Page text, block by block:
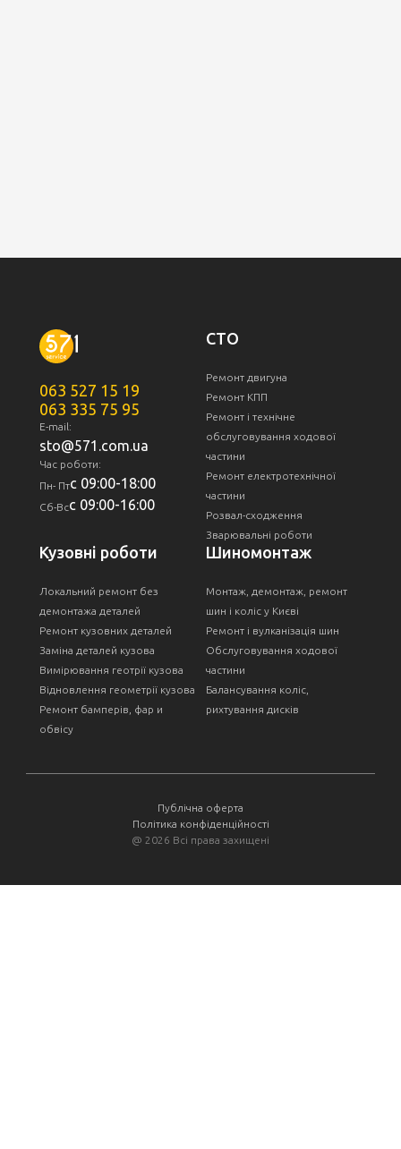
063 527 15 19
063 335 75 95
E-mail:
sto@571.com.ua
Час роботи:
Пн- Птс 09:00-18:00
Сб-Всс 09:00-16:00
СТО
Ремонт двигуна
Ремонт КПП
Ремонт і технічне
обслуговування ходової
частини
Ремонт електротехнічної
частини
Розвал-сходження
Зварювальні роботи
Кузовні роботи
Локальний ремонт без
демонтажа деталей
Ремонт кузовних деталей
Заміна деталей кузова
Вимірювання геотрії кузова
Відновлення геометрії кузова
Ремонт бамперів, фар и
обвісу
Шиномонтаж
Монтаж, демонтаж, ремонт
шин і коліс у Києві
Ремонт і вулканізація шин
Обслуговування ходової
частини
Балансування коліс,
рихтування дисків
Публічна оферта
Політика конфіденційності
@ 2026 Всі права захищені